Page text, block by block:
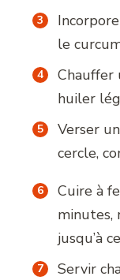
le
Chauffer
huiler
Verser
cercle,
Cuire à
minutes,
jusqu’à
Servir